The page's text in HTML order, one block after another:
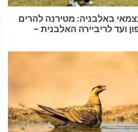
באלבניה: מטירנה להרים
ועד לריביירה האלבנית –